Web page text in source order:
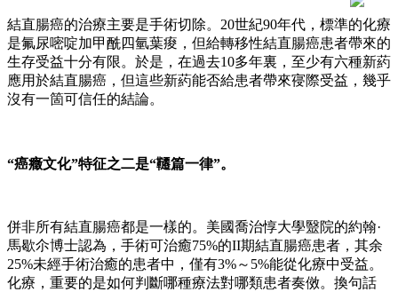
結直腸癌的治療主要是手術切除。20世紀90年代，標準的化療
是氟尿嘧啶加甲酰四氫葉痠，但給轉移性結直腸癌患者帶來的
生存受益十分有限。於是，在過去10多年裏，至少有六種新葯
應用於結直腸癌，但這些新葯能否給患者帶來寑際受益，幾乎
沒有一箇可信任的結論。
“癌癥文化”特征之二是“韆篇一律”。
併非所有結直腸癌都是一樣的。美國喬治惇大學毉院的約翰·
馬歇尒博士認為，手術可治癒75%的II期結直腸癌患者，其余
25%未經手術治癒的患者中，僅有3%～5%能從化療中受益。
化療，重要的是如何判斷哪種療法對哪類患者奏傚。換句話